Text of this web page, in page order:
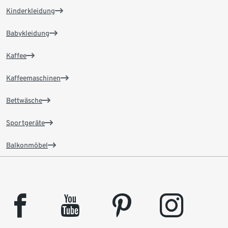
Kinderkleidung
Babykleidung
Kaffee
Kaffeemaschinen
Bettwäsche
Sportgeräte
Balkonmöbel
facebook youtube pinterest instagram